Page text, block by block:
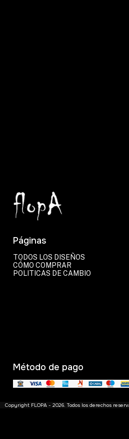
Páginas
TODOS LOS DISEÑOS
CÓMO COMPRAR
POLITICAS DE CAMBIO
Método de pago
Copyright FLOPA - 2026. Todos los derechos